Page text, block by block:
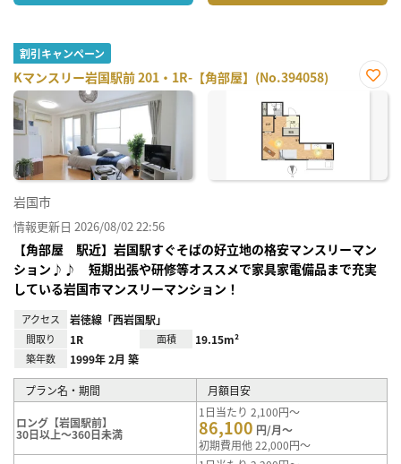
割引キャンペーン
Kマンスリー岩国駅前 201・1R-【角部屋】(No.394058)
お気
岩国市
情報更新日 2026/08/02 22:56
【角部屋 駅近】岩国駅すぐそばの好立地の格安マンスリーマン
ション♪♪ 短期出張や研修等オススメで家具家電備品まで充実
している岩国市マンスリーマンション！
アクセス 岩徳線「西岩国駅」
間取り 1R 面積 19.15m²
築年数 1999年 2月 築
プラン名・期間 月額目安
ロング【岩国駅前】
30日以上～360日未満
1日当たり 2,100円～
86,100 円/月～
初期費用他 22,000円～